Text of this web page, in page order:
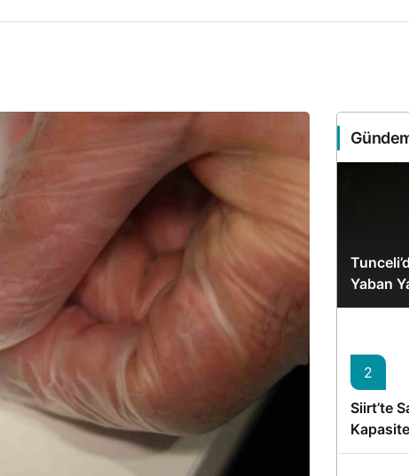
Yaban
Karede
2
Siirt’te